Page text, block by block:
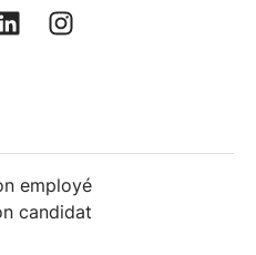
employé
candidat